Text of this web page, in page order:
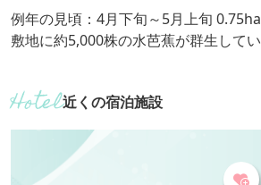
例年の見頃：4月下旬～5月上旬 0.75haの
敷地に約5,000株の水芭蕉が群生してい
近くの宿泊施設